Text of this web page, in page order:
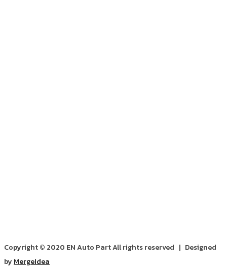
Copyright © 2020 EN Auto Part All rights reserved | Designed
by MergeIdea